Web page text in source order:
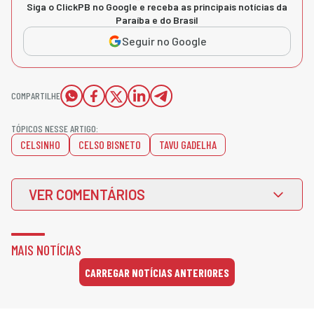
Siga o ClickPB no Google e receba as principais notícias da
Paraíba e do Brasil
Seguir no Google
COMPARTILHE
TÓPICOS NESSE ARTIGO:
CELSINHO CELSO BISNETO TAVU GADELHA
VER COMENTÁRIOS
MAIS NOTÍCIAS
CARREGAR NOTÍCIAS ANTERIORES